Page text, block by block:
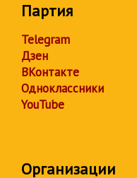
Партия
Telegram
Дзен
ВКонтакте
Одноклассники
YouTube
Организации